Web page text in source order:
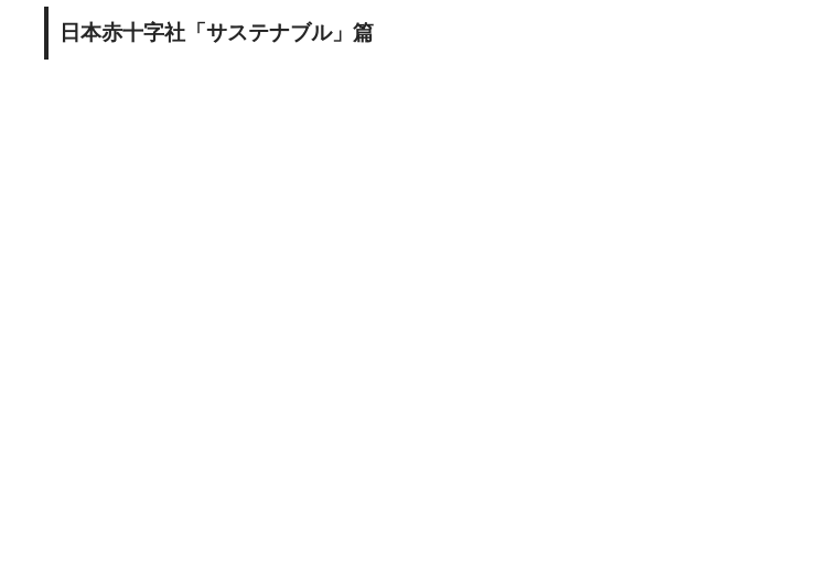
日本赤十字社「サステナブル」篇